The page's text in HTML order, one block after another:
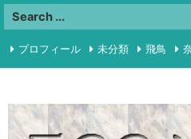
プロフィール 未分類 飛鳥
Feedly